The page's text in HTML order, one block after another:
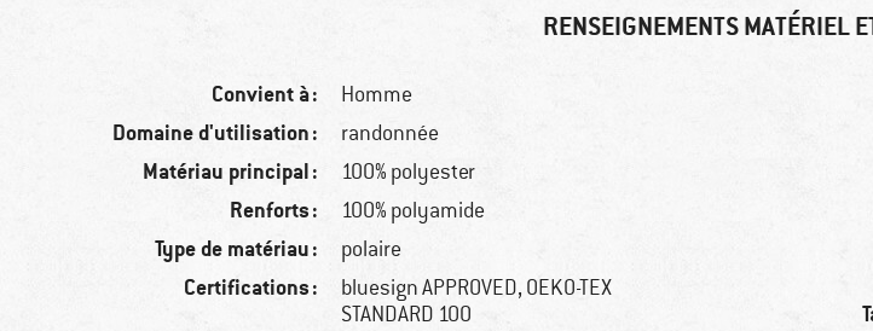
RENSEIGNEMENTS MATÉRIEL
Convient à : Homme
Domaine d'utilisation : randonnée
Matériau principal : 100% polyester
Renforts : 100% polyamide
Type de matériau : polaire
Certifications :
bluesign APPROVED, OEKO-TEX
STANDARD 100